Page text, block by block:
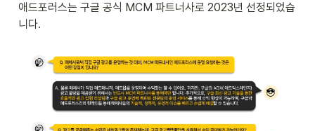
애드포러스는 구글 공식 MCM 파트너사로 2023년 선정되었습
니다.